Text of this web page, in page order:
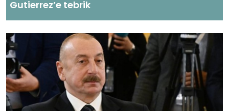
Gutierrez’e tebrik